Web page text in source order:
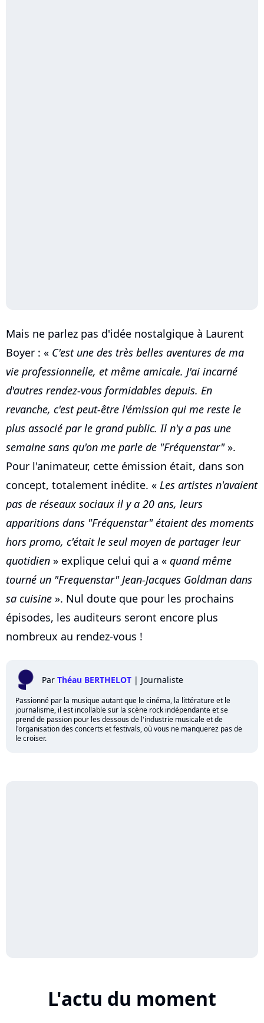
Mais ne parlez pas d'idée nostalgique à Laurent
Boyer : « C'est une des très belles aventures de ma
vie professionnelle, et même amicale. J'ai incarné
d'autres rendez-vous formidables depuis. En
revanche, c'est peut-être l'émission qui me reste le
plus associé par le grand public. Il n'y a pas une
semaine sans qu'on me parle de "Fréquenstar"».
Pour l'animateur, cette émission était, dans son
concept, totalement inédite. « Les artistes n'avaient
pas de réseaux sociaux il y a 20 ans, leurs
apparitions dans "Fréquenstar" étaient des moments
hors promo, c'était le seul moyen de partager leur
quotidien » explique celui qui a « quand même
tourné un "Frequenstar" Jean-Jacques Goldman dans
sa cuisine ». Nul doute que pour les prochains
épisodes, les auditeurs seront encore plus
nombreux au rendez-vous !
Par Théau BERTHELOT | Journaliste
Passionné par la musique autant que le cinéma, la littérature et le
journalisme, il est incollable sur la scène rock indépendante et se
prend de passion pour les dessous de l'industrie musicale et de
l'organisation des concerts et festivals, où vous ne manquerez pas de
le croiser.
L'actu du moment